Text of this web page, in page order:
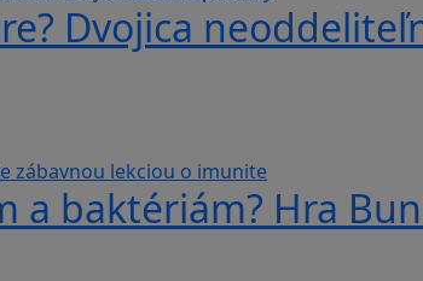
Dvojica
baktériám? Hra